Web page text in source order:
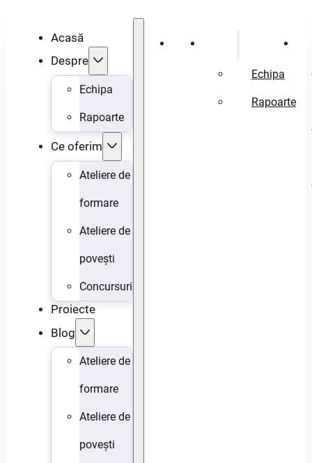
Acasă
Despre
Echipa
Rapoarte
Ce oferim
Ateliere de
formare
Ateliere de
povești
Concursuri
Proiecte
Blog
Ateliere de
formare
Ateliere de
povești
Acasă
Echipa
Rapoarte